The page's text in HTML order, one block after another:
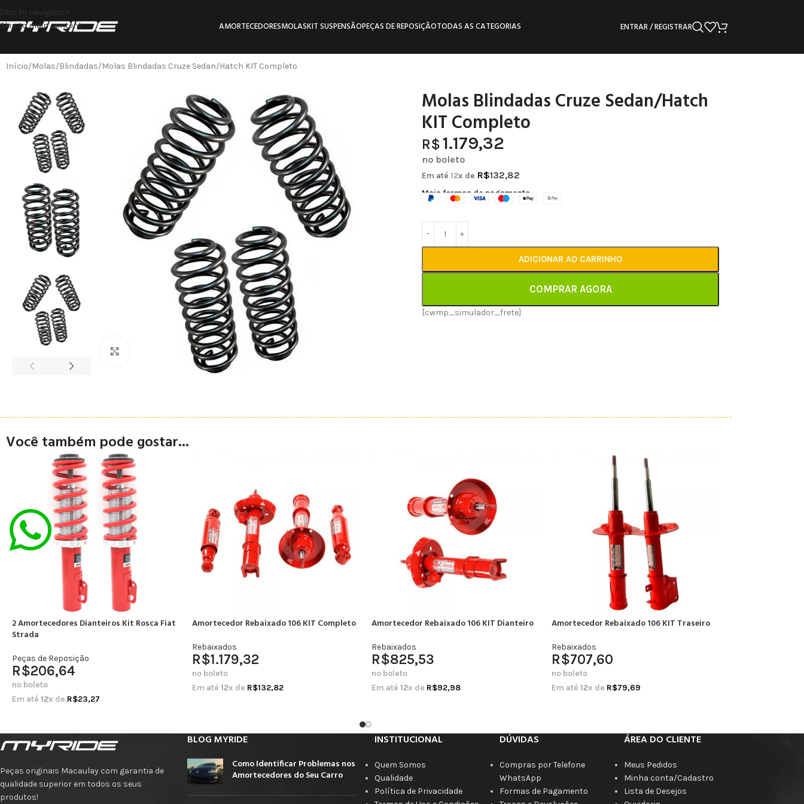
Skip to navigation
Skip to main content
AMORTECEDORESMOLASKIT SUSPENSÃOPEÇAS DE REPOSIÇÃOTODAS AS CATEGORIAS ENTRAR / REGISTRAR
Início Molas Blindadas Molas Blindadas Cruze Sedan/Hatch KIT Completo
Clique para ampliar
Molas Blindadas Cruze Sedan/Hatch
KIT Completo
R$ 1.179,32
no boleto
Em até12x de R$132,82
Mais formas de pagamento
ADICIONAR AO CARRINHO
COMPRAR AGORA
[cwmp_simulador_frete]
Você também pode gostar...
2 Amortecedores Dianteiros Kit Rosca Fiat
Strada
Peças de Reposição
R$206,64
no boleto
Em até 12x de R$23,27
Amortecedor Rebaixado 106 KIT Completo
Rebaixados
R$1.179,32
no boleto
Em até 12x de R$132,82
Amortecedor Rebaixado 106 KIT Dianteiro
Rebaixados
R$825,53
no boleto
Em até 12x de R$92,98
Amortecedor Rebaixado 106 KIT Traseiro
Rebaixados
R$707,60
no boleto
Em até 12x de R$79,69
Peças originais Macaulay com garantia de
qualidade superior em todos os seus
produtos!
BLOG MYRIDE
Como Identificar Problemas nos
Amortecedores do Seu Carro
INSTITUCIONAL
Quem Somos
Qualidade
Política de Privacidade
DÚVIDAS
Compras por Telefone
WhatsApp
Formas de Pagamento
ÁREA DO CLIENTE
Meus Pedidos
Minha conta/Cadastro
Lista de Desejos